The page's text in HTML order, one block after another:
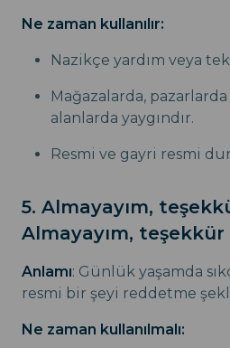
Ne zaman kullanılır:
Nazikçe yardım veya
Mağazalarda, pazarlarda
alanlarda yaygındır.
Resmi ve gayri resmi
5. Almayayım,
Almayayım,
Anlamı: Günlük yaşamda
resmi bir şeyi reddetme
Ne zaman kullanılmalı: